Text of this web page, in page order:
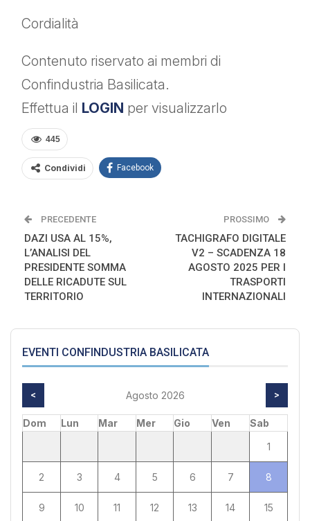
Cordialità
Contenuto riservato ai membri di
Confindustria Basilicata.
Effettua il LOGIN per visualizzarlo
445
Condividi Facebook
PRECEDENTE
DAZI USA AL 15%,
L’ANALISI DEL
PRESIDENTE SOMMA
DELLE RICADUTE SUL
TERRITORIO
PROSSIMO
TACHIGRAFO DIGITALE
V2 – SCADENZA 18
AGOSTO 2025 PER I
TRASPORTI
INTERNAZIONALI
EVENTI CONFINDUSTRIA BASILICATA
< Agosto 2026 >
Dom Lun Mar Mer Gio Ven
Sab
1
2 3 4 5 6 7 8
9 10 11 12 13 14 15